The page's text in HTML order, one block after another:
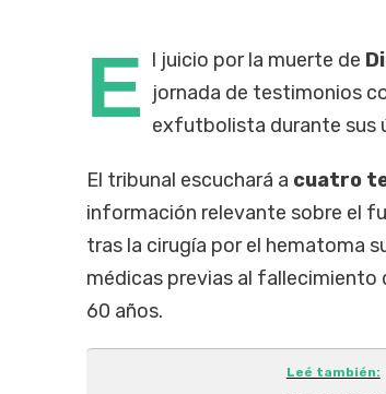
E l juicio por la muerte de
jornada de testimonios
exfutbolista durante sus
El tribunal escuchará a cuatro
información relevante sobre el
tras la cirugía por el hematoma
médicas previas al fallecimiento
60 años.
Leé también: